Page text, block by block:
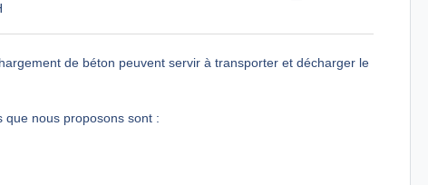
de béton peuvent servir à transporter et décharger le
que nous proposons sont :